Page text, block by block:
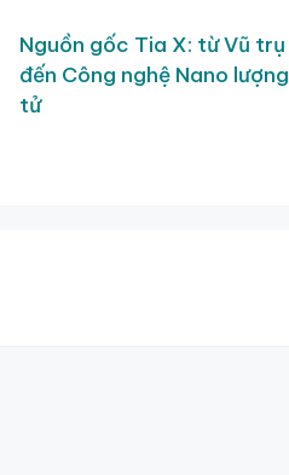
Nguồn gốc Tia X: từ Vũ trụ
đến Công nghệ Nano lượng
tử